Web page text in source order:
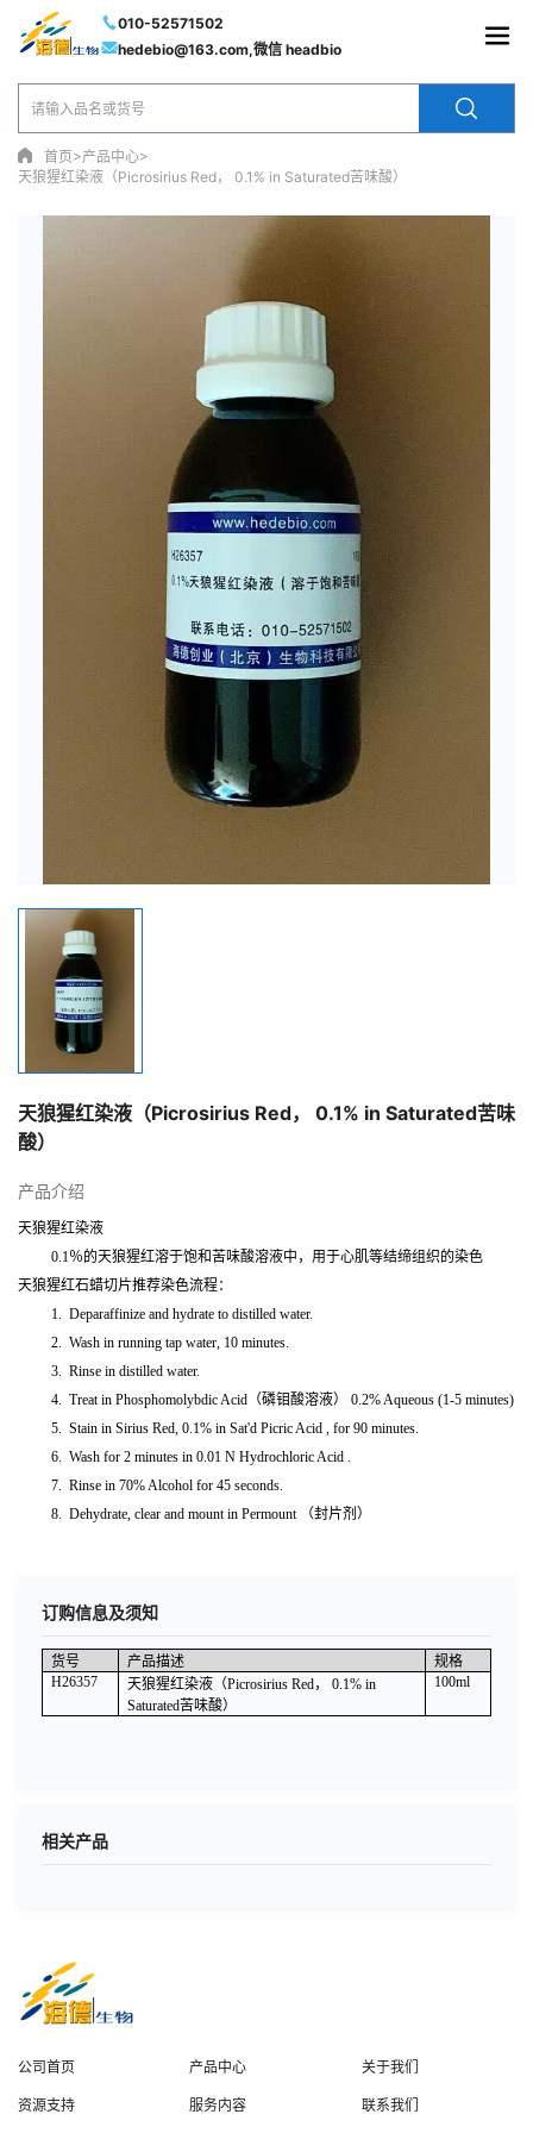
010-52571502
hedebio@163.com,微信 headbio
首页>产品中心>
天狼猩红染液（Picrosirius Red， 0.1% in Saturated苦味酸）
天狼猩红染液（Picrosirius Red， 0.1% in Saturated苦味
酸）
产品介绍
天狼猩红染液
0.1％的天狼猩红溶于饱和苦味酸溶液中，用于心肌等结缔组织的染色
天狼猩红石蜡切片推荐染色流程：
1. Deparaffinize and hydrate to distilled water.
2. Wash in running tap water, 10 minutes.
3. Rinse in distilled water.
4. Treat in Phosphomolybdic Acid （磷钼酸溶液） 0.2% Aqueous (1-5 minutes)
5. Stain in Sirius Red, 0.1% in Sat'd Picric Acid , for 90 minutes.
6. Wash for 2 minutes in 0.01 N Hydrochloric Acid .
7. Rinse in 70% Alcohol for 45 seconds.
8. Dehydrate, clear and mount in Permount （封片剂）
订购信息及须知
货号 产品描述
规格
H26357
天狼猩红染液（Picrosirius Red， 0.1% in
Saturated苦味酸）
100ml
相关产品
公司首页 产品中心 关于我们
资源支持 服务内容 联系我们